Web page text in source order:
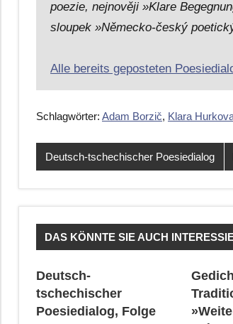
poezie, nejnověji »Klare
sloupek »Německo-český
Alle bereits geposteten
Schlagwörter: Adam Borzič, Klara
Deutsch-tschechischer Poesiedialog
DAS KÖNNTE SIE AUCH
Deutsch-
tschechischer
Poesiedialog, Folge